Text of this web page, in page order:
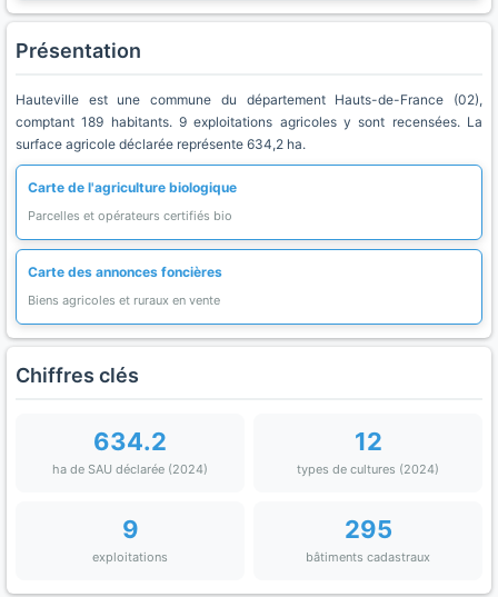
Présentation
Hauteville est une commune du département Hauts-de-France (02),
comptant 189 habitants. 9 exploitations agricoles y sont recensées. La
surface agricole déclarée représente 634,2 ha.
Carte de l'agriculture biologique
Parcelles et opérateurs certifiés bio
Carte des annonces foncières
Biens agricoles et ruraux en vente
Chiffres clés
634.2
ha de SAU déclarée (2024)
12
types de cultures (2024)
9
exploitations
295
bâtiments cadastraux